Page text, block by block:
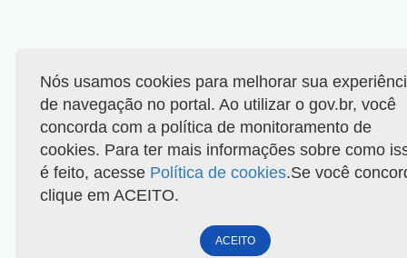
Nós usamos cookies para melhorar sua
de navegação no portal. Ao utilizar o gov.br, você
concorda com a política de monitoramento de
cookies. Para ter mais informações sobre como
é feito, acesse Política de cookies.Se você
clique em ACEITO.
ACEITO